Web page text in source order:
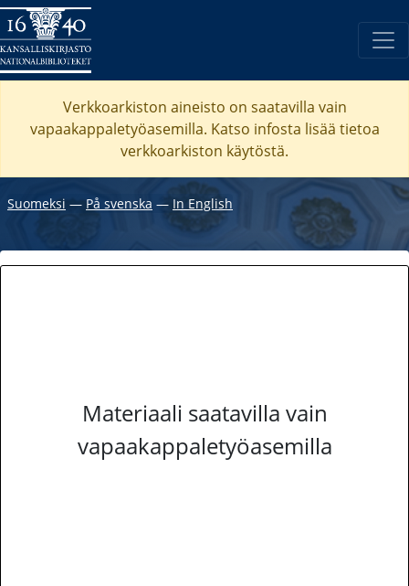
Verkkoarkiston aineisto on saatavilla vain
vapaakappaletyöasemilla. Katso infosta lisää tietoa
verkkoarkiston käytöstä.
Suomeksi ―På svenska ― In English
Materiaali saatavilla vain
vapaakappaletyöasemilla